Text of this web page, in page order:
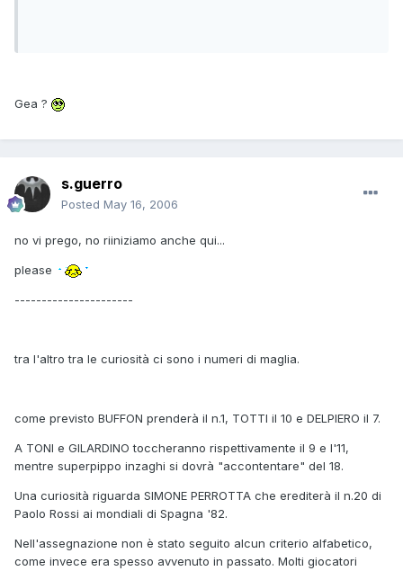
Gea ?
s.guerro
Posted May 16, 2006
no vi prego, no riiniziamo anche qui...
please
----------------------
tra l'altro tra le curiosità ci sono i numeri di maglia.
come previsto BUFFON prenderà il n.1, TOTTI il 10 e DELPIERO il 7.
A TONI e GILARDINO toccheranno rispettivamente il 9 e l'11,
mentre superpippo inzaghi si dovrà "accontentare" del 18.
Una curiosità riguarda SIMONE PERROTTA che erediterà il n.20 di
Paolo Rossi ai mondiali di Spagna '82.
Nell'assegnazione non è stato seguito alcun criterio alfabetico,
come invece era spesso avvenuto in passato. Molti giocatori